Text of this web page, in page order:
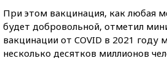
При этом вакцинация, как любая
будет добровольной, отметил
вакцинации от COVID в 2021 году
несколько десятков миллионов